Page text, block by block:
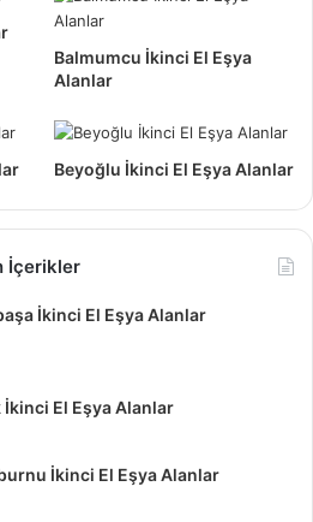
kırık olan bir parçası varsa, satın
sıkıntı olabilir. Sonuçta insanlar
yaparak kullanmak üzere
El Eşya Alanlar
alan yerler firması olarak
tamir edebiliriz. Fakat
için, tamir yada bakım
isteyen insanlar için,
başlıyor. Zafer mahallesi
aklınıza gelecek pek çok
Balmumcu İkinci El Eşya
Alanlar
Beyoğlu İkinci El Eşya Alanlar
İçerikler
İkinci El Eşya Alanlar
İkinci El Eşya Alanlar
İkinci El Eşya Alanlar